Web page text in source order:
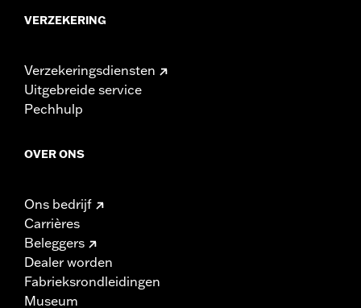
VERZEKERING
Verzekeringsdiensten
Uitgebreide service
Pechhulp
OVER ONS
Ons bedrijf
Carrières
Beleggers
Dealer worden
Fabrieksrondleidingen
Museum